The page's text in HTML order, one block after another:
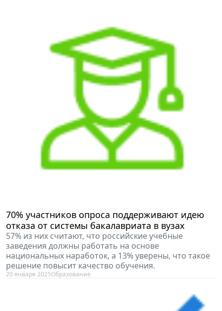
70% участников опроса поддерживают идею
отказа от системы бакалавриата в вузах
57% из них считают, что российские учебные
заведения должны работать на основе
национальных наработок, а 13% уверены, что такое
решение повысит качество обучения.
20 января 2025Образование